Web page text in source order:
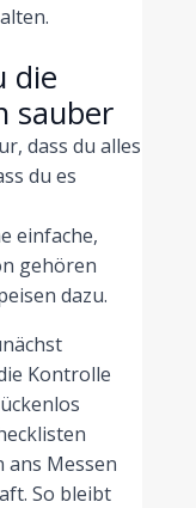
die
sauber
dass du alles
du es
einfache,
gehören
dazu.
Kontrolle
ans Messen
So bleibt